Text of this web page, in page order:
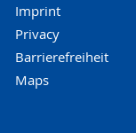
Imprint
Privacy
Barrierefreiheit
Maps